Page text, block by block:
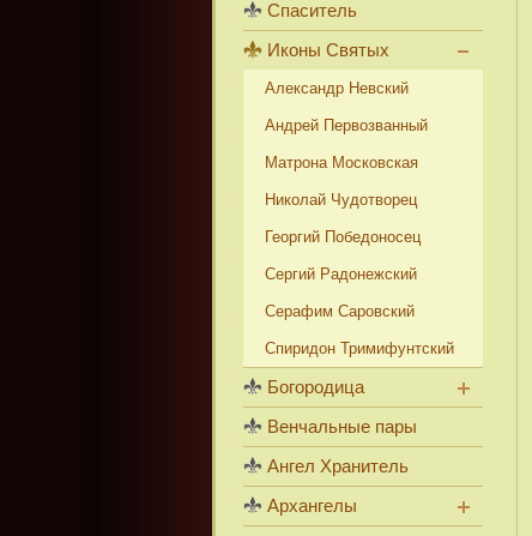
Спаситель
Иконы Святых
Александр Невский
Андрей Первозванный
Матрона Московская
Николай Чудотворец
Георгий Победоносец
Сергий Радонежский
Серафим Саровский
Спиридон Тримифунтский
Богородица
Венчальные пары
Ангел Хранитель
Архангелы